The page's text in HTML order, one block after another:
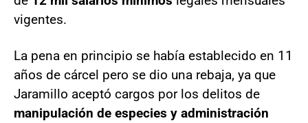
vigentes.
La pena en principio se había establecido en 11
años de cárcel pero se dio una rebaja, ya que
Jaramillo aceptó cargos por los delitos de
manipulación de especies y administración